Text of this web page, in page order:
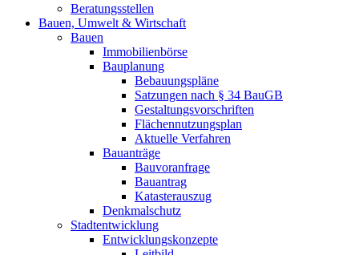
Beratungsstellen
Bauen, Umwelt & Wirtschaft
Bauen
Immobilienbörse
Bauplanung
Bebauungspläne
Satzungen nach § 34 BauGB
Gestaltungsvorschriften
Flächennutzungsplan
Aktuelle Verfahren
Bauanträge
Bauvoranfrage
Bauantrag
Katasterauszug
Denkmalschutz
Stadtentwicklung
Entwicklungskonzepte